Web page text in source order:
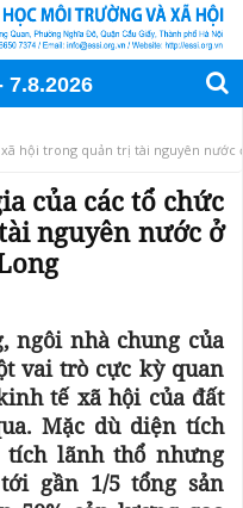
7.8.2026
hội trong quản trị tài nguyên nước
của các tổ chức
nguyên nước ở
ngôi nhà chung của
vai trò cực kỳ quan
tế xã hội của đất
Mặc dù diện tích
tích lãnh thổ nhưng
gần 1/5 tổng sản